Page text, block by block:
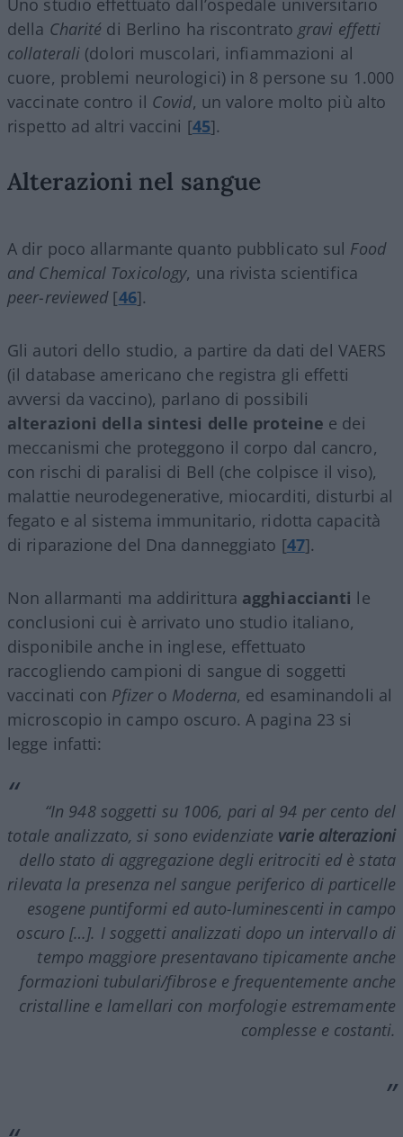
della Charité di Berlino ha riscontrato gravi effetti
collaterali (dolori muscolari, infiammazioni al
cuore, problemi neurologici) in 8 persone su 1.000
vaccinate contro il Covid, un valore molto più alto
rispetto ad altri vaccini [45].
Alterazioni nel sangue
A dir poco allarmante quanto pubblicato sul Food
and Chemical Toxicology, una rivista scientifica
peer-reviewed[46].
Gli autori dello studio, a partire da dati del VAERS
(il database americano che registra gli effetti
avversi da vaccino), parlano di possibili
alterazioni della sintesi delle proteine e dei
meccanismi che proteggono il corpo dal cancro,
con rischi di paralisi di Bell (che colpisce il viso),
malattie neurodegenerative, miocarditi, disturbi al
fegato e al sistema immunitario, ridotta capacità
di riparazione del Dna danneggiato [47].
Non allarmanti ma addirittura agghiaccianti le
conclusioni cui è arrivato uno studio italiano,
disponibile anche in inglese, effettuato
raccogliendo campioni di sangue di soggetti
vaccinati con Pfizer o Moderna, ed esaminandoli al
microscopio in campo oscuro. A pagina 23 si
legge infatti:
“In 948 soggetti su 1006, pari al 94 per cento del
totale analizzato, si sono evidenziate varie alterazioni
dello stato di aggregazione degli eritrociti ed è stata
rilevata la presenza nel sangue periferico di particelle
esogene puntiformi ed auto-luminescenti in campo
oscuro […]. I soggetti analizzati dopo un intervallo di
tempo maggiore presentavano tipicamente anche
formazioni tubulari/fibrose e frequentemente anche
cristalline e lamellari con morfologie estremamente
complesse e costanti.